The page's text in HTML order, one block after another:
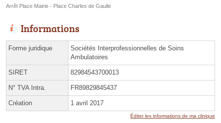
Arrêt Place Mairie - Place Charles de Gaulle
Informations
Forme juridique
Sociétés Interprofessionnelles de Soins
Ambulatoires
SIRET 82984543700013
N° TVA Intra. FR89829845437
Création 1 avril 2017
Éditer les informations de ma clinique